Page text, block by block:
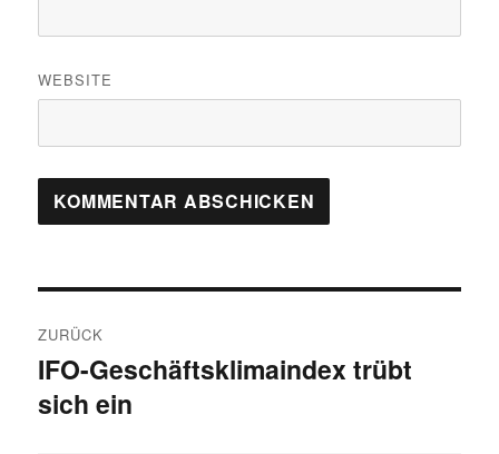
WEBSITE
Navigation
ZURÜCK
Vorheriger
Beitrag:
IFO-Geschäftsklimaindex trübt
sich ein